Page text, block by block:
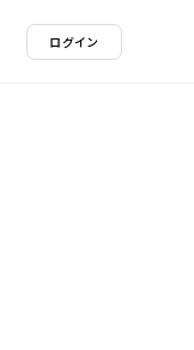
ログイン